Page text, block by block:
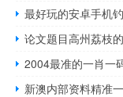
论文题目高州荔枝
2004最准的一肖一
新澳内部资料精准